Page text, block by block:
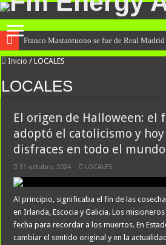
Franco Mastantuono se fue de Real
Inicio / LOCALES
LOCALES
El origen de Halloween: el
adoptó el catolicismo y
disfraces en todo el mundo
31 octubre, 2024 LOCALES
Al principio, significaba el fin de las
en Irlanda, Escocia y Galicia. Los
fecha para recordar a los muertos. En
cambiar el sentido original y en la